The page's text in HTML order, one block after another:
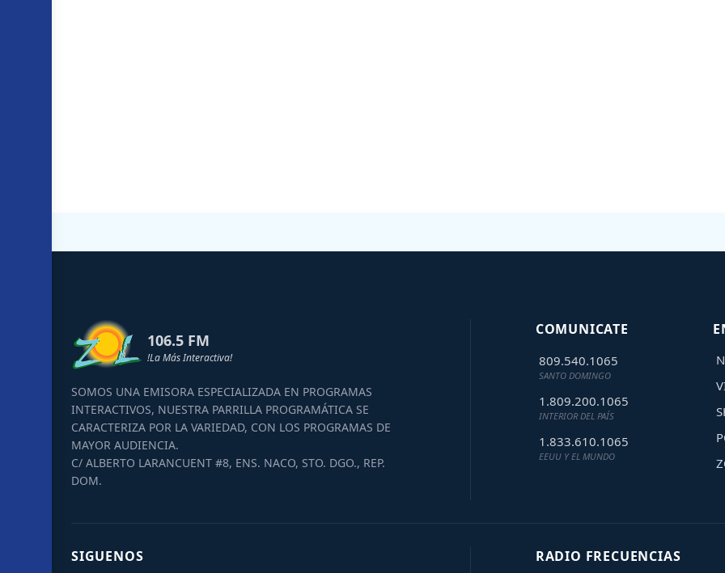
106.5 FM
!La Más Interactiva!
SOMOS UNA EMISORA ESPECIALIZADA EN PROGRAMAS
INTERACTIVOS, NUESTRA PARRILLA PROGRAMÁTICA SE
CARACTERIZA POR LA VARIEDAD, CON LOS PROGRAMAS DE
MAYOR AUDIENCIA.
C/ ALBERTO LARANCUENT #8, ENS. NACO, STO. DGO., REP.
DOM.
COMUNICATE
809.540.1065
SANTO DOMINGO
1.809.200.1065
INTERIOR DEL PAÍS
1.833.610.1065
EEUU Y EL MUNDO
SIGUENOS RADIO FRECUENCIAS